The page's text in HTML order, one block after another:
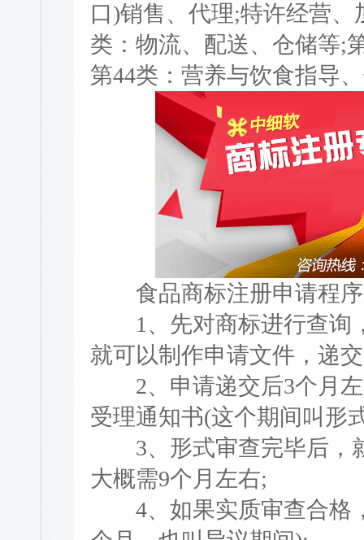
口)销售、代理;特许经营
类：物流、配送、仓储等;
第44类：营养与饮食指导
食品商标注册申请程序
1、先对商标进行查询
就可以制作申请文件，递
2、申请递交后3个月左
受理通知书(这个期间叫形
3、形式审查完毕后，
大概需9个月左右;
4、如果实质审查合格